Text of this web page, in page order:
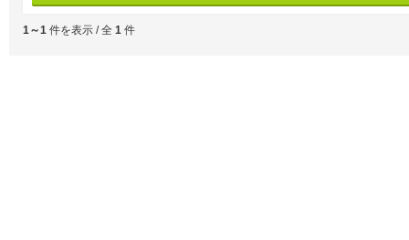
1～1 件を表示 / 全 1 件